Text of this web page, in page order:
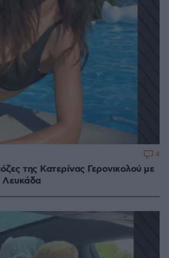
της Κατερίνας Γερονικολού με
Λευκάδα
4